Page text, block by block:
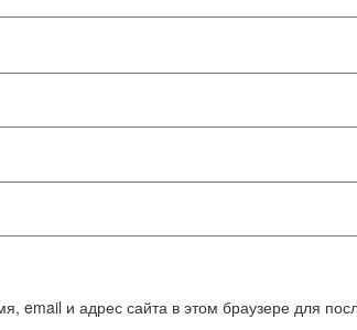
email и адрес сайта в этом браузере для